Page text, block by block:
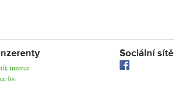
inzerce
list
Sociální sítě